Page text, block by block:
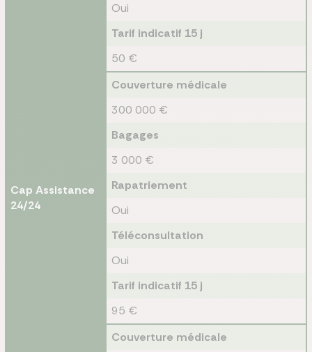
Oui
Tarif indicatif 15 j
50 €
Cap Assistance
24/24
Couverture médicale
300 000 €
Bagages
3 000 €
Rapatriement
Oui
Téléconsultation
Oui
Tarif indicatif 15 j
95 €
Couverture médicale